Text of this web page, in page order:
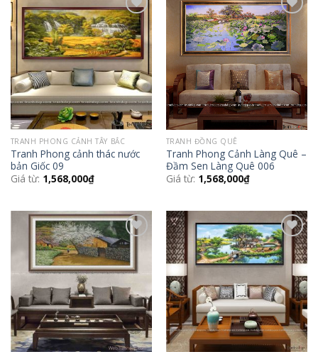
Add to
Wishlist
TRANH PHONG CẢNH TÂY BẮC
Tranh Phong cảnh thác nước
bản Giốc 09
Giá từ: 1,568,000₫
Add to
Wishlist
TRANH ĐỒNG QUÊ
Tranh Phong Cảnh Làng Quê –
Đầm Sen Làng Quê 006
Giá từ: 1,568,000₫
Add to
Wishlist
Add to
Wishlist